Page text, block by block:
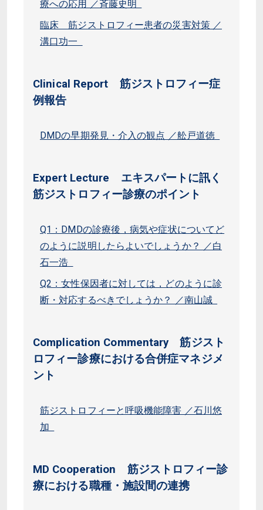
療への応用 ／斉藤史明
臨床 筋ジストロフィー患者の災害対策 ／
溝口功一
Clinical Report 筋ジストロフィー症
例報告
DMDの早期発見・介入の観点 ／舩戸道徳
Expert Lecture エキスパートに訊く
筋ジストロフィー診療のポイント
Q1：DMDの診療後，病気や症状についてど
のように説明したらよいでしょうか？ ／白
石一浩
Q2：女性保因者に対しては，どのように診
断・対応するべきでしょうか？ ／南山誠
Complication Commentary 筋ジスト
ロフィー診療における合併症マネジメ
ント
筋ジストロフィーと呼吸機能障害 ／石川悠
加
MD Cooperation 筋ジストロフィー診
療における職種・施設間の連携